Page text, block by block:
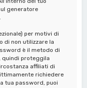
generatore
per motivi di
di non utilizzare la
è il metodo di
quindi proteggila
affiliati di
richiedere
tua password, puoi